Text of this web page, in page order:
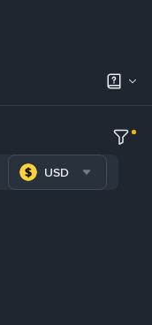
USD